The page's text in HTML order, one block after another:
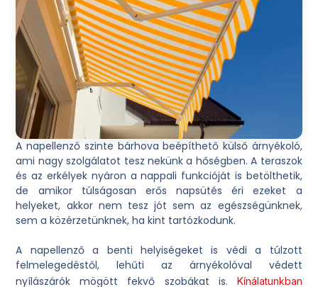
A napellenző szinte bárhova beépíthető külső árnyékoló,
ami nagy szolgálatot tesz nekünk a hőségben. A teraszok
és az erkélyek nyáron a nappali funkcióját is betölthetik,
de amikor túlságosan erős napsütés éri ezeket a
helyeket, akkor nem tesz jót sem az egészségünknek,
sem a közérzetünknek, ha kint tartózkodunk.
A napellenző a benti helyiségeket is védi a túlzott
felmelegedéstől, lehűti az árnyékolóval védett
nyílászárók mögött fekvő szobákat is.
Kínálatunkban